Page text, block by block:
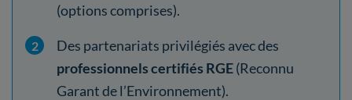
(options comprises).
Des partenariats privilégiés avec des
professionnels certifiés RGE(Reconnu
Garant de l’Environnement).